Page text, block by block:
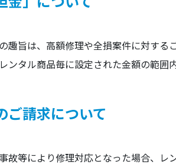
趣旨は、高額修理や全損案件に対す
ンタル商品毎に設定された金額の範囲
ご請求について
故等により修理対応となった場合、